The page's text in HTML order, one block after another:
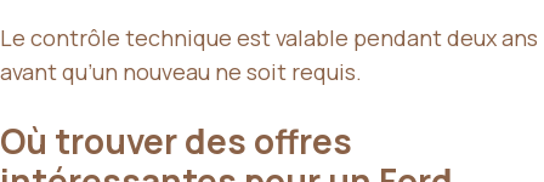
Le contrôle technique est valable pendant deux ans
avant qu’un nouveau ne soit requis.
Où trouver des offres